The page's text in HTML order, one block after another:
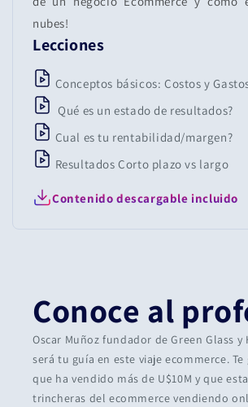
nubes!
Lecciones
Conceptos básicos: Costos y
Qué es un estado de resultados?
Cual es tu rentabilidad/margen?
Resultados Corto plazo vs largo
Contenido descargable incluido
Conoce al
Oscar Muñoz fundador de Green Glass y
será tu guía en este viaje ecommerce.
que ha vendido más de U$10M y que
trincheras del ecommerce vendiendo